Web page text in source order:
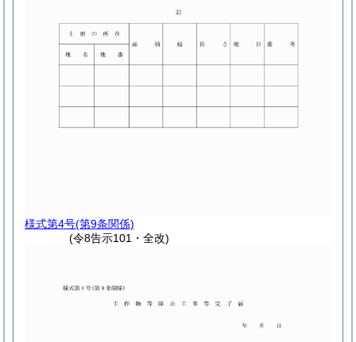
様式第4号(第9条関係)
(令8告示101・全改)